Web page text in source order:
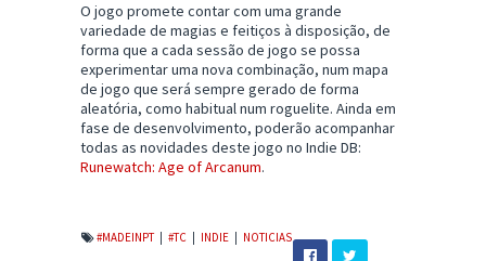
O jogo promete contar com uma grande
variedade de magias e feitiços à disposição, de
forma que a cada sessão de jogo se possa
experimentar uma nova combinação, num mapa
de jogo que será sempre gerado de forma
aleatória, como habitual num roguelite. Ainda em
fase de desenvolvimento, poderão acompanhar
todas as novidades deste jogo no Indie DB:
Runewatch: Age of Arcanum.
#MADEINPT #TC INDIE NOTICIAS